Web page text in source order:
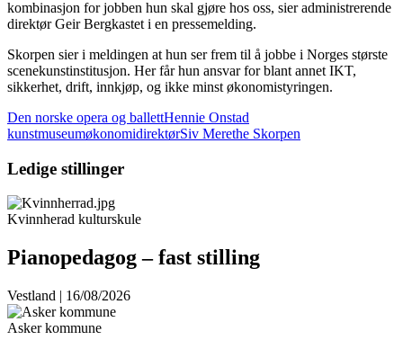
kombinasjon for jobben hun skal gjøre hos oss, sier administrerende
direktør Geir Bergkastet i en pressemelding.
Skorpen sier i meldingen at hun ser frem til å jobbe i Norges største
scenekunstinstitusjon. Her får hun ansvar for blant annet IKT,
sikkerhet, drift, innkjøp, og ikke minst økonomistyringen.
Den norske opera og ballettHennie Onstad
kunstmuseumøkonomidirektørSiv Merethe Skorpen
Ledige stillinger
Kvinnherad kulturskule
Pianopedagog – fast stilling
Vestland | 16/08/2026
Asker kommune